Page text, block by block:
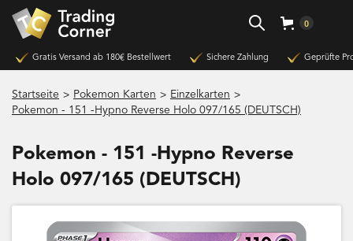
0
Gratis Versand ab 180€ Bestellwert Sichere Zahlung Geprüfte
Startseite > Pokemon Karten > Einzelkarten >
Pokemon - 151 -Hypno Reverse Holo 097/165 (DEUTSCH)
Pokemon - 151 -Hypno Reverse
Holo 097/165 (DEUTSCH)